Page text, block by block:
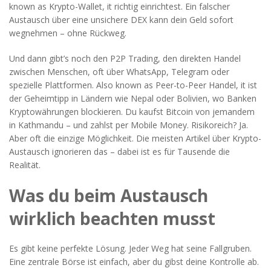
known as Krypto-Wallet, it richtig einrichtest. Ein falscher
Austausch über eine unsichere DEX kann dein Geld sofort
wegnehmen – ohne Rückweg.
Und dann gibt’s noch den P2P Trading, den direkten Handel
zwischen Menschen, oft über WhatsApp, Telegram oder
spezielle Plattformen. Also known as Peer-to-Peer Handel, it ist
der Geheimtipp in Ländern wie Nepal oder Bolivien, wo Banken
Kryptowährungen blockieren. Du kaufst Bitcoin von jemandem
in Kathmandu – und zahlst per Mobile Money. Risikoreich? Ja.
Aber oft die einzige Möglichkeit. Die meisten Artikel über Krypto-
Austausch ignorieren das – dabei ist es für Tausende die
Realität.
Was du beim Austausch
wirklich beachten musst
Es gibt keine perfekte Lösung. Jeder Weg hat seine Fallgruben.
Eine zentrale Börse ist einfach, aber du gibst deine Kontrolle ab.